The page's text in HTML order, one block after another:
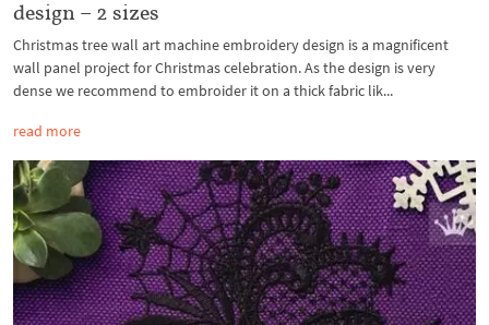
design – 2 sizes
Christmas tree wall art machine embroidery design is a magnificent
wall panel project for Christmas celebration. As the design is very
dense we recommend to embroider it on a thick fabric lik...
read more